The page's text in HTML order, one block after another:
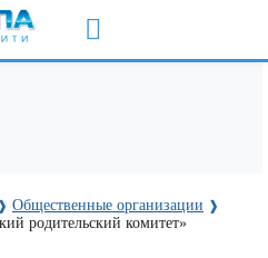
❱ Общественные организации ❱
родительский комитет»